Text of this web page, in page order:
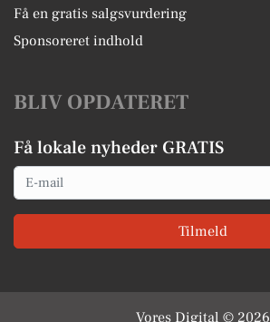
Få en gratis salgsvurdering
Sponsoreret indhold
BLIV OPDATERET
Få lokale nyheder GRATIS
Email
Tilmeld
Vores Digital © 2026